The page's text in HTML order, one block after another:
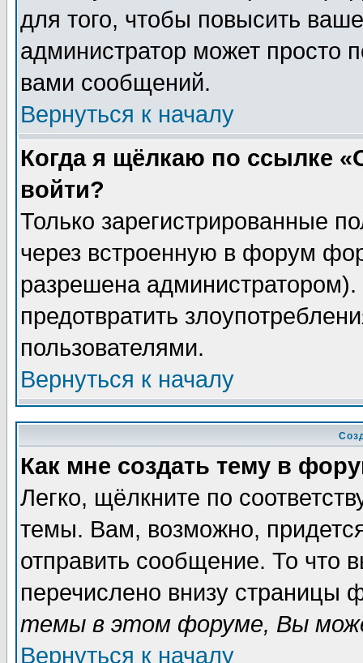
для того, чтобы повысить
администратор может просто
вами сообщений.
Вернуться к началу
Когда я щёлкаю по ссылке
войти?
Только зарегистрированные
через встроенную в форум
разрешена
предотвратить
пользователями.
Вернуться к началу
Как мне создать тему в
Легко, щёлкните по
темы. Вам, возможно,
отправить сообщение. То что
перечислено внизу страницы
темы в этом форуме, Вы
Вернуться к началу